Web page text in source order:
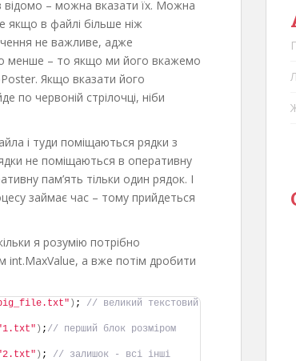
відомо – можна вказати їх. Можна
якщо в файлі більше ніж
не важливе, адже
менше – то якщо ми його вкажемо
Якщо вказати його
червоній стрілочці, ніби
і туди поміщаються рядки з
не поміщаються в оперативну
пам’ять тільки один рядок. І
займає час – тому прийдеться
я розумію потрібно
int.MaxValue, а вже потім дробити
) ; // великий текстовий
) ; // перший блок розміром
) ; // залишок - всі інші